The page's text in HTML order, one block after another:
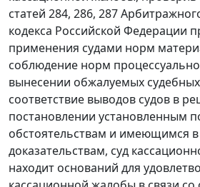
статей 284, 286, 287
кодекса Российской Федерации
применения судами норм
соблюдение норм
вынесении обжалуемых
соответствие выводов судов в
постановлении установленным
обстоятельствам и имеющимся в
доказательствам, суд
находит оснований для